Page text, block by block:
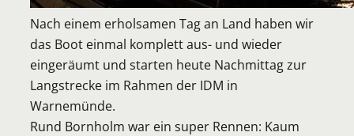
Nach einem erholsamen Tag an Land haben wir
das Boot einmal komplett aus- und wieder
eingeräumt und starten heute Nachmittag zur
Langstrecke im Rahmen der IDM in
Warnemünde.
Rund Bornholm war ein super Rennen: Kaum